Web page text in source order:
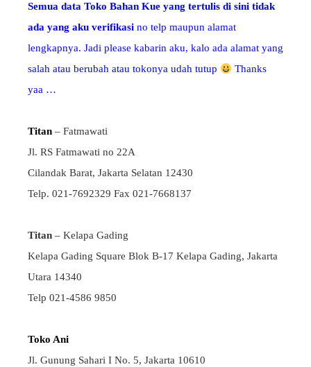
Semua data Toko Bahan Kue yang tertulis di sini tidak
ada yang aku verifikasi no telp maupun alamat
lengkapnya. Jadi please kabarin aku, kalo ada alamat yang
salah atau berubah atau tokonya udah tutup
Thanks
yaa …
Titan – Fatmawati
Jl. RS Fatmawati no 22A
Cilandak Barat, Jakarta Selatan 12430
Telp. 021-7692329 Fax 021-7668137
Titan – Kelapa Gading
Kelapa Gading Square Blok B-17 Kelapa Gading, Jakarta
Utara 14340
Telp 021-4586 9850
Toko Ani
Jl. Gunung Sahari I No. 5, Jakarta 10610